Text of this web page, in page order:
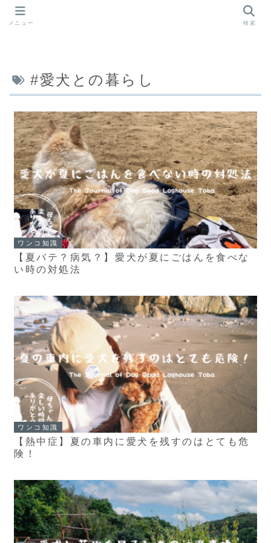
#愛犬との暮らし
ワンコ知識
【夏バテ？病気？】愛犬が夏にごはんを食べな
い時の対処法
ワンコ知識
【熱中症】夏の車内に愛犬を残すのはとても危
険！
メニュー 検索